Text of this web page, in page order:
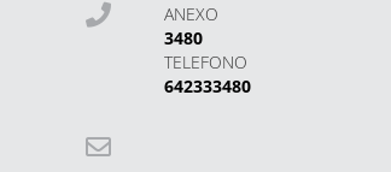
ANEXO
3480
TELEFONO
642333480